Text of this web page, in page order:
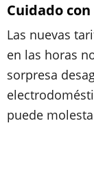
Cuidado
Las nuevas
en las horas
sorpresa
puede